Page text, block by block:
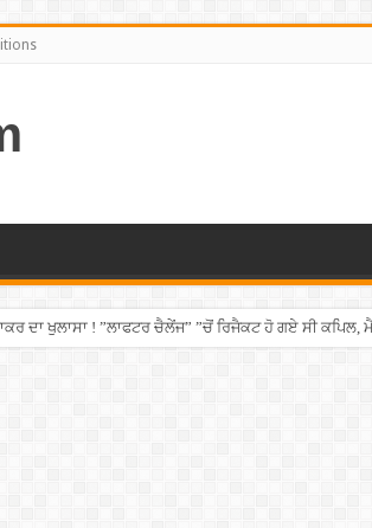
ਦਾ ਖੁਲਾਸਾ ! ”ਲਾਫਟਰ ਚੈਲੇਂਜ” ”ਚੋਂ ਰਿਜੈਕਟ ਹੋ ਗਏ ਸੀ
ਨੌਜਵਾਨ, ਸੁਣਾਈ ਹੱਡਬੀਤੀ